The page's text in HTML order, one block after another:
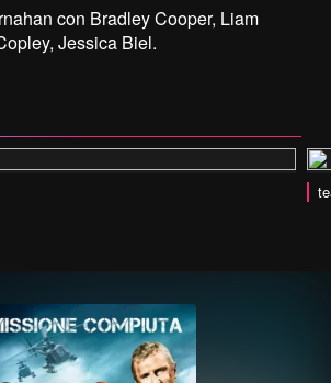
con Bradley Cooper, Liam
Jessica Biel.